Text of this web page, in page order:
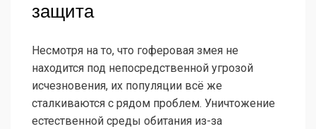
защита
Несмотря на то, что гоферовая змея не
находится под непосредственной угрозой
исчезновения, их популяции всё же
сталкиваются с рядом проблем. Уничтожение
естественной среды обитания из-за